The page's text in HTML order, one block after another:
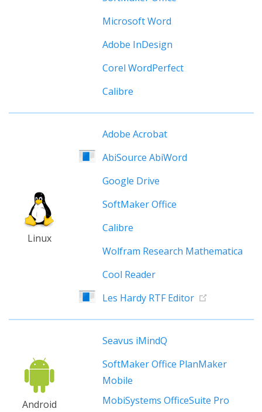
Microsoft Word
Adobe InDesign
Corel WordPerfect
Calibre
Linux
Adobe Acrobat
AbiSource AbiWord
Google Drive
SoftMaker Office
Calibre
Wolfram Research Mathematica
Cool Reader
Les Hardy RTF Editor
Android
Seavus iMindQ
SoftMaker Office PlanMaker
Mobile
MobiSystems OfficeSuite Pro